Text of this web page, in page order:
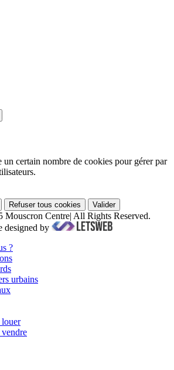
certain nombre de cookies pour gérer par
Refuser tous cookies Valider
Centre| All Rights Reserved.
designed by
?
urbains
louer